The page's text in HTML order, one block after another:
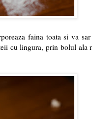
faina toata si va
cu lingura, prin bolul ala